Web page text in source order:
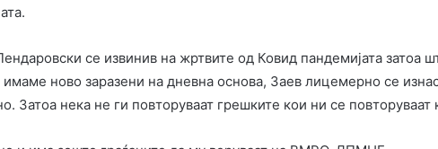
се извинив на жртвите од Ковид пандемијата затоа
имаме ново заразени на дневна основа, Заев лицемерно се
Затоа нека не ги повторуваат грешките кои ни се повторуваат